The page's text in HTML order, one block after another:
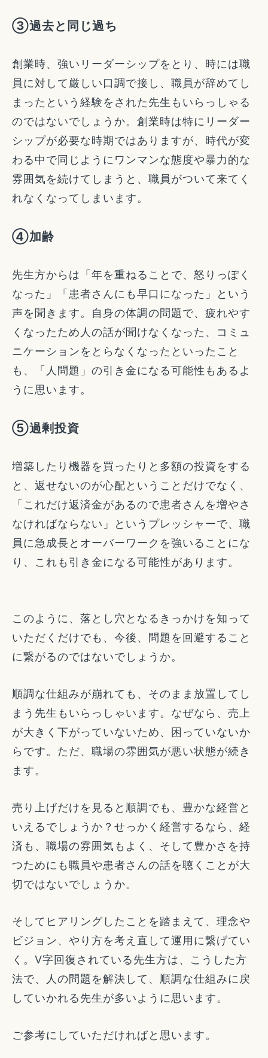
③過去と同じ過ち
創業時、強いリーダーシップをとり、時には職
員に対して厳しい口調で接し、職員が辞めてし
まったという経験をされた先生もいらっしゃる
のではないでしょうか。創業時は特にリーダー
シップが必要な時期ではありますが、時代が変
わる中で同じようにワンマンな態度や暴力的な
雰囲気を続けてしまうと、職員がついて来てく
れなくなってしまいます。
④加齢
先生方からは「年を重ねることで、怒りっぽく
なった」「患者さんにも早口になった」という
声を聞きます。自身の体調の問題で、疲れやす
くなったため人の話が聞けなくなった、コミュ
ニケーションをとらなくなったといったこと
も、「人問題」の引き金になる可能性もあるよ
うに思います。
⑤過剰投資
増築したり機器を買ったりと多額の投資をする
と、返せないのが心配ということだけでなく、
「これだけ返済金があるので患者さんを増やさ
なければならない」というプレッシャーで、職
員に急成長とオーバーワークを強いることにな
り、これも引き金になる可能性があります。
このように、落とし穴となるきっかけを知って
いただくだけでも、今後、問題を回避すること
に繋がるのではないでしょうか。
順調な仕組みが崩れても、そのまま放置してし
まう先生もいらっしゃいます。なぜなら、売上
が大きく下がっていないため、困っていないか
らです。ただ、職場の雰囲気が悪い状態が続き
ます。
売り上げだけを見ると順調でも、豊かな経営と
いえるでしょうか？せっかく経営するなら、経
済も、職場の雰囲気もよく、そして豊かさを持
つためにも職員や患者さんの話を聴くことが大
切ではないでしょうか。
そしてヒアリングしたことを踏まえて、理念や
ビジョン、やり方を考え直して運用に繋げてい
く。V字回復されている先生方は、こうした方
法で、人の問題を解決して、順調な仕組みに戻
していかれる先生が多いように思います。
ご参考にしていただければと思います。